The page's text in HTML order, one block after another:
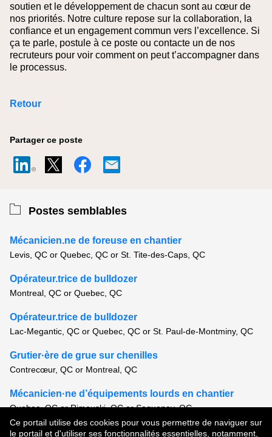
Ce portail utilise des cookies pour vous permettre de naviguer sur
le portail et d'utiliser ses fonctionnalités essentielles, notamment,
soutien et le développement de chacun sont au cœur de
nos priorités. Notre culture repose sur la collaboration, la
confiance et un engagement commun vers l’excellence. Si
ça te parle, postule à ce poste ou contacte un de nos
recruteurs pour voir comment on peut t’accompagner dans
le processus.
Retour
Partager ce poste
Postes semblables
Mécanicien.ne de foreuse en chantier
Levis, QC or Quebec, QC or St. Tite-des-Caps, QC
Opérateur.trice de bulldozer
Montreal, QC or Quebec, QC
Opérateur.trice de bulldozer
Lac-Megantic, QC or Quebec, QC or St. Paul-de-Montminy, QC
Grutier·ère de grue sur chenilles
Contrecœur, QC or Montreal, QC
Mécanicien·ne d’équipements lourds en chantier
Quebec, QC or Rimouski, QC or Saguenay, QC
Voir tous les postes semblables